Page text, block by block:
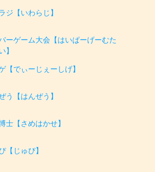
ジ【いわらじ】
ーゲーム大会【はいぱーげーむた
】
【でぃーじぇーしげ】
う【はんぜう】
士【さめはかせ】
【じゅぴ】